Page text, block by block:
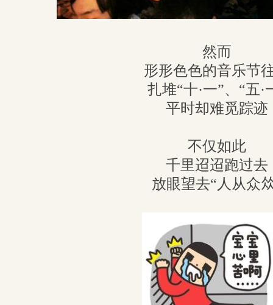
然而
形形色色的音乐节
扎堆“十·一”、“五·
平时却难觅踪迹
不仅如此
千里迢迢跑过去
放眼望去“人从众